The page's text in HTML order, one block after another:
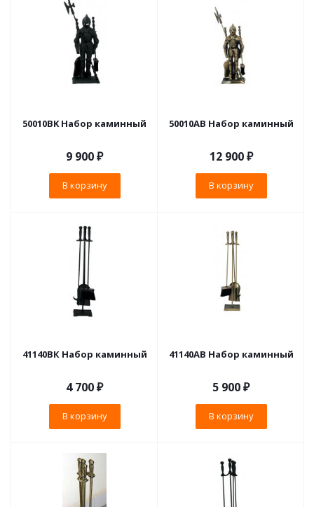
50010BK Набор каминный
9 900₽
В корзину
50010AB Набор каминный
12 900₽
В корзину
41140ВК Набор каминный
4 700₽
В корзину
41140АВ Набор каминный
5 900₽
В корзину